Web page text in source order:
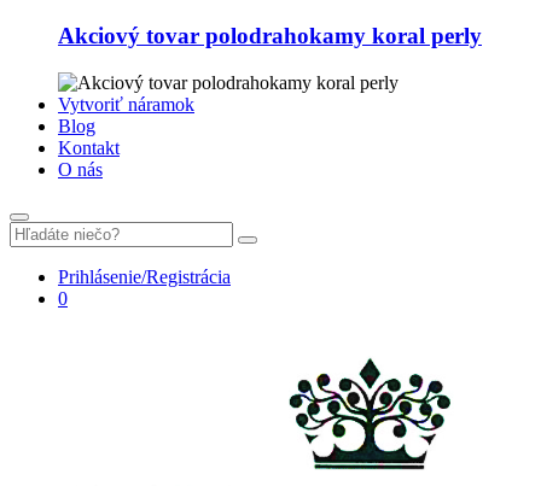
Akciový tovar polodrahokamy koral perly
Vytvoriť náramok
Blog
Kontakt
O nás
Prihlásenie/Registrácia
0